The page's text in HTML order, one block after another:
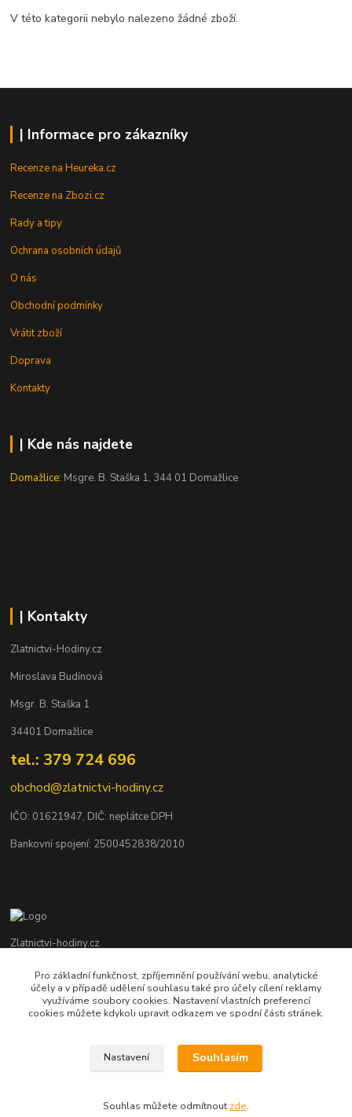
V této kategorii nebylo nalezeno žádné zboží.
| Informace pro zákazníky
Recenze na Heureka.cz
Recenze na Zbozi.cz
Rady a tipy
Ochrana osobních údajů
O nás
Obchodní podmínky
Vrátit zboží
Doprava
Kontakty
| Kde nás najdete
Domažlice: Msgre. B. Staška 1, 344 01 Domažlice
| Kontakty
Zlatnictvi-Hodiny.cz
Miroslava Budínová
Msgr. B. Staška 1
34401 Domažlice
tel.: 379 724 696
obchod@zlatnictvi-hodiny.cz
IČO: 01621947, DIČ: neplátce DPH
Bankovní spojení: 2500452838/2010
Zlatnictvi-hodiny.cz
+420 379 492 545
Po - Pá: 9,00 - 17,00 hod., So: 9,00 - 11,30 hod.
Pro základní funkčnost, zpříjemnění používání webu, analytické
účely a v případě udělení souhlasu také pro účely cílení reklamy
využíváme soubory cookies. Nastavení vlastních preferencí
cookies můžete kdykoli upravit odkazem ve spodní části stránek.
Nastavení Souhlasím
Souhlas můžete odmítnout zde.